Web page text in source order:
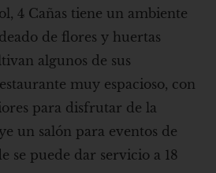
4 Cañas tiene un ambiente
de flores y huertas
algunos de sus
muy espacioso, con
para disfrutar de la
un salón para eventos de
se puede dar servicio a 18